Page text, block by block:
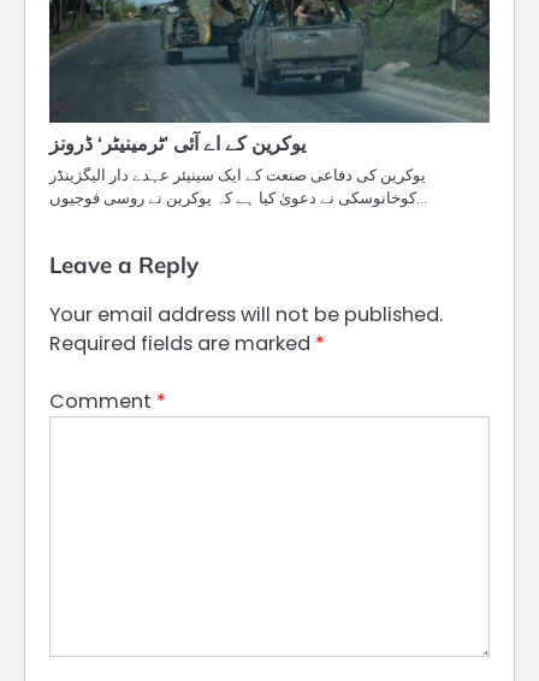
یوکرین کے اے آئی ’ٹرمینیٹر‘ ڈرونز
یوکرین کی دفاعی صنعت کے ایک سینیئر عہدے دار الیگزینڈر
کوخانوسکی نے دعویٰ کیا ہے کہ یوکرین نے روسی فوجیوں…
Leave a Reply
Your email address will not be published.
Required fields are marked *
Comment *